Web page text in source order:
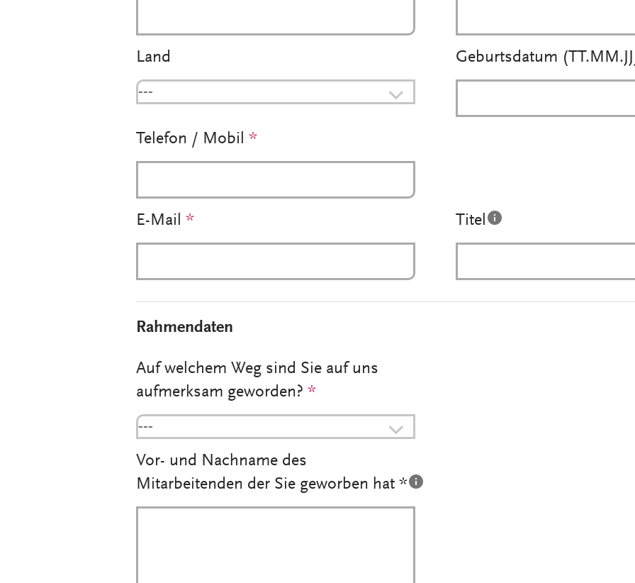
Land
---
Geburtsdatum
Telefon / Mobil *
E-Mail * Titel
Rahmendaten
Auf welchem Weg sind Sie auf uns
aufmerksam geworden? *
---
Vor- und Nachname des
Mitarbeitenden der Sie geworben hat *